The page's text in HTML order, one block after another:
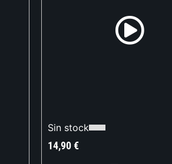
Sin stock
14,90€